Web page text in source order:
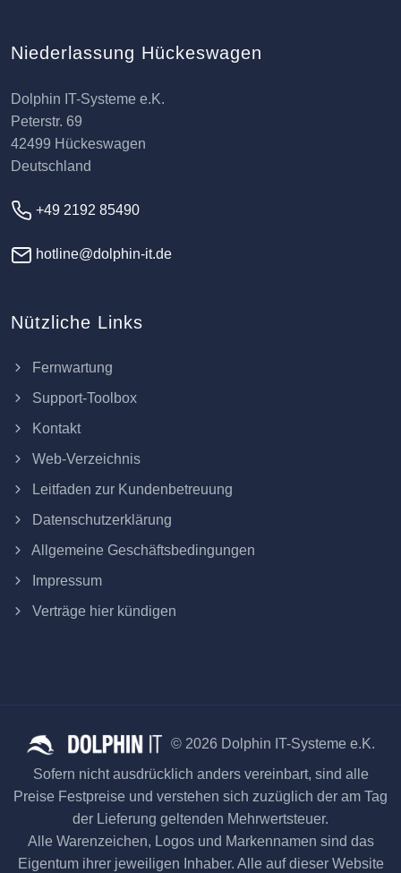
Niederlassung Hückeswagen
Dolphin IT-Systeme e.K.
Peterstr. 69
42499 Hückeswagen
Deutschland
+49 2192 85490
hotline@dolphin-it.de
Nützliche Links
Fernwartung
Support-Toolbox
Kontakt
Web-Verzeichnis
Leitfaden zur Kundenbetreuung
Datenschutzerklärung
Allgemeine Geschäftsbedingungen
Impressum
Verträge hier kündigen
© 2026 Dolphin IT-Systeme e.K.
Sofern nicht ausdrücklich anders vereinbart, sind alle
Preise Festpreise und verstehen sich zuzüglich der am Tag
der Lieferung geltenden Mehrwertsteuer.
Alle Warenzeichen, Logos und Markennamen sind das
Eigentum ihrer jeweiligen Inhaber. Alle auf dieser Website